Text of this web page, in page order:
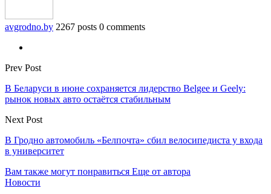
avgrodno.by 2267 posts 0 comments
Prev Post
В Беларуси в июне сохраняется лидерство Belgee и Geely:
рынок новых авто остаётся стабильным
Next Post
В Гродно автомобиль «Белпочта» сбил велосипедиста у входа
в университет
Вам также могут понравиться Еще от автора
Новости